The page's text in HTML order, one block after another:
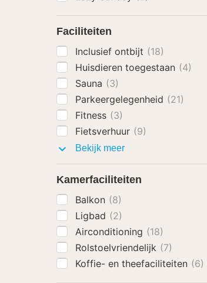
Faciliteiten
Inclusief ontbijt (18)
Huisdieren toegestaan (4)
Sauna (3)
Parkeergelegenheid (21)
Fitness (3)
Fietsverhuur (9)
Bekijk meerFaciliteiten
Kamerfaciliteiten
Balkon (8)
Ligbad (2)
Airconditioning (18)
Rolstoelvriendelijk (7)
Koffie- en theefaciliteiten (6)